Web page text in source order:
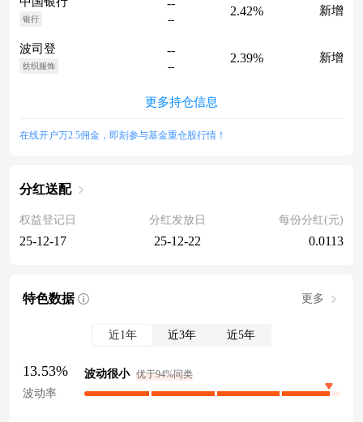
银行 --
2.42% 新增
波司登
纺织服饰
--
--
2.39% 新增
更多持仓信息
在线开户万2.5佣金，即刻参与基金重仓股行情！
分红送配
权益登记日
25-12-17
分红发放日
25-12-22
每份分红(元)
0.0113
特色数据 更多
近1年 近3年 近5年
13.53%
波动率
波动很小 优于94%同类